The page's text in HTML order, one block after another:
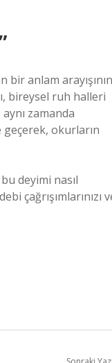
bir anlam
bireysel ruh halleri
zamanda
okurların
deyimi nasıl
çağrışımlarınızı